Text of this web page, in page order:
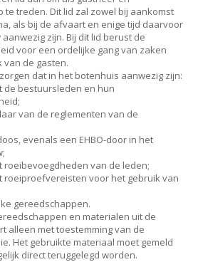
te treden. Dit lid zal zowel bij aankomst
als bij de afvaart en enige tijd daarvoor
zijn. Bij dit lid berust de
voor een ordelijke gang van zaken
van de gasten.
dat in het botenhuis aanwezig zijn:
de bestuursleden en hun
van de reglementen van de
evenals een EHBO-door in het
roeibevoegdheden van de leden;
roeiproefvereisten voor het gebruik van
gereedschappen.
en materialen uit de
alleen met toestemming van de
Het gebruikte materiaal moet gemeld
direct teruggelegd worden.